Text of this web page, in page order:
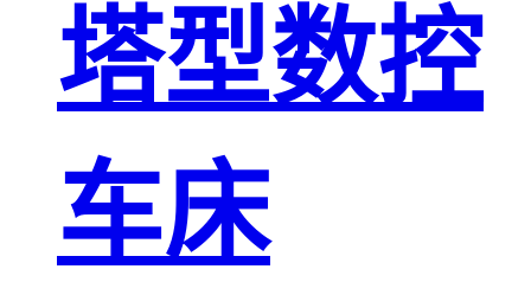
塔型数控
车床